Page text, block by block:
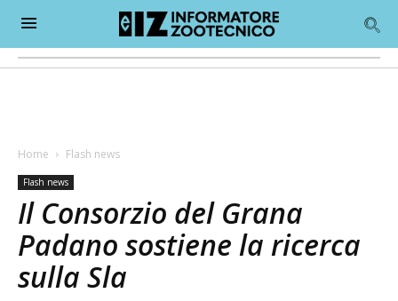
Home Flash news
Flash news
Il Consorzio del Grana
Padano sostiene la ricerca
sulla Sla